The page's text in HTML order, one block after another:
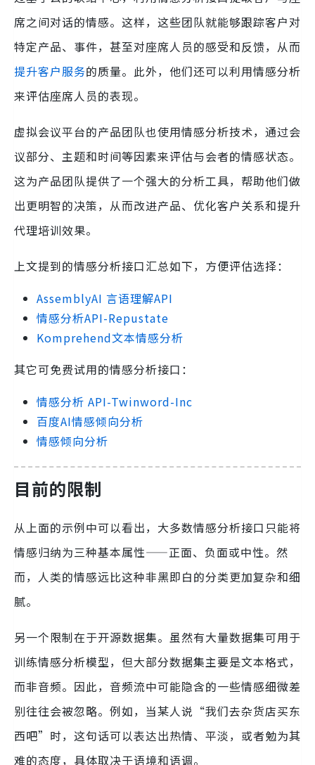
席之间对话的情感。这样，这些团队就能够跟踪客户对
特定产品、事件，甚至对座席人员的感受和反馈，从而
提升客户服务的质量。此外，他们还可以利用情感分析
来评估座席人员的表现。
虚拟会议平台的产品团队也使用情感分析技术，通过会
议部分、主题和时间等因素来评估与会者的情感状态。
这为产品团队提供了一个强大的分析工具，帮助他们做
出更明智的决策，从而改进产品、优化客户关系和提升
代理培训效果。
上文提到的情感分析接口汇总如下，方便评估选择：
AssemblyAI 言语理解API
情感分析API-Repustate
Komprehend文本情感分析
其它可免费试用的情感分析接口：
情感分析 API-Twinword-Inc
百度AI情感倾向分析
情感倾向分析
目前的限制
从上面的示例中可以看出，大多数情感分析接口只能将
情感归纳为三种基本属性——正面、负面或中性。然
而，人类的情感远比这种非黑即白的分类更加复杂和细
腻。
另一个限制在于开源数据集。虽然有大量数据集可用于
训练情感分析模型，但大部分数据集主要是文本格式，
而非音频。因此，音频流中可能隐含的一些情感细微差
别往往会被忽略。例如，当某人说“我们去杂货店买东
西吧”时，这句话可以表达出热情、平淡，或者勉为其
难的态度，具体取决于语境和语调。